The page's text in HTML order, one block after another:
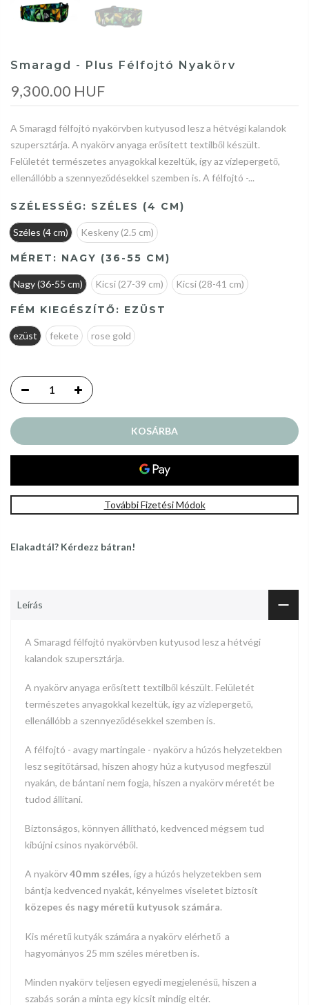
Smaragd - Plus Félfojtó Nyakörv
9,300.00 HUF
A Smaragd félfojtó nyakörvben kutyusod lesz a hétvégi kalandok
szupersztárja. A nyakörv anyaga erősített textilből készült.
Felületét természetes anyagokkal kezeltük, így az vízlepergető,
ellenállóbb a szennyeződésekkel szemben is. A félfojtó -...
SZÉLESSÉG: SZÉLES (4 CM)
Széles (4 cm) Keskeny (2.5 cm)
MÉRET: NAGY (36-55 CM)
Nagy (36-55 cm) Kicsi (27-39 cm) Kicsi (28-41 cm)
FÉM KIEGÉSZÍTŐ: EZÜST
ezüst fekete rose gold
KOSÁRBA
További Fizetési Módok
Elakadtál? Kérdezz bátran!
Leírás
A Smaragd félfojtó nyakörvben kutyusod lesz a hétvégi
kalandok szupersztárja.
A nyakörv anyaga erősített textilből készült. Felületét
természetes anyagokkal kezeltük, így az vízlepergető,
ellenállóbb a szennyeződésekkel szemben is.
A félfojtó - avagy martingale - nyakörv a húzós helyzetekben
lesz segítőtársad, hiszen ahogy húz a kutyusod megfeszül
nyakán, de bántani nem fogja, hiszen a nyakörvméretét be
tudod állítani.
Biztonságos, könnyen állítható, kedvenced mégsem tud
kibújni csinos nyakörvéből.
A nyakörv40 mm széles, így a húzós helyzetekben sem
bántja kedvenced nyakát, kényelmes viseletet biztosít
közepes és nagy méretű kutyusok számára.
Kis méretű kutyák számára a nyakörv elérhető a
hagyományos 25 mm széles méretben is.
Minden nyakörv teljesen egyedi megjelenésű, hiszen a
szabás során a minta egy kicsit mindig eltér.